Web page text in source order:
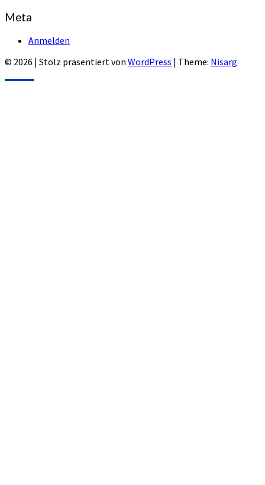
Meta
Anmelden
© 2026 | Stolz präsentiert von WordPress | Theme: Nisarg